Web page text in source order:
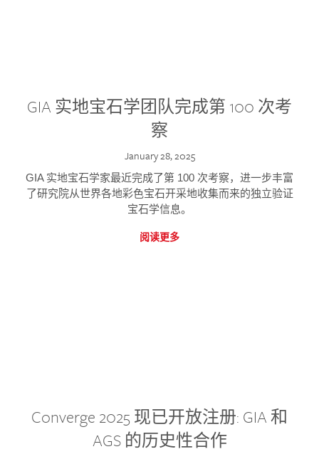
GIA 实地宝石学团队完成第 100 次考
察
January 28, 2025
GIA 实地宝石学家最近完成了第 100 次考察，进一步丰富
了研究院从世界各地彩色宝石开采地收集而来的独立验证
宝石学信息。
阅读更多
Converge 2025 现已开放注册: GIA 和
AGS 的历史性合作